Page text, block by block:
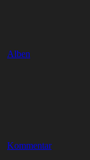
Alben
Kommentar